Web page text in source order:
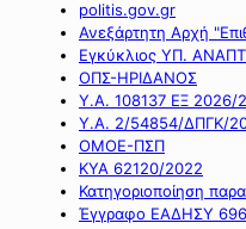
politis.gov.gr
Ανεξάρτητη Αρχή
Εγκύκλιος ΥΠ.
ΟΠΣ-ΗΡΙΔΑΝΟΣ
Υ.Α. 108137 ΕΞ 2026/
Υ.Α. 2/54854/ΔΠΓΚ/
ΟΜΟΕ-ΠΣΠ
ΚΥΑ 62120/2022
Κατηγοριοποίηση
Έγγραφο ΕΑΔΗΣΥ